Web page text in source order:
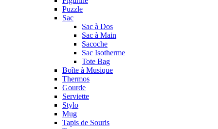
Puzzle
Sac
Sac à Dos
Sac à Main
Sacoche
Sac Isotherme
Tote Bag
Boîte à Musique
Thermos
Gourde
Serviette
Stylo
Mug
Tapis de Souris